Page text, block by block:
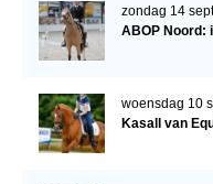
zondag 14
ABOP Noord:
woensdag 10
Kasall van